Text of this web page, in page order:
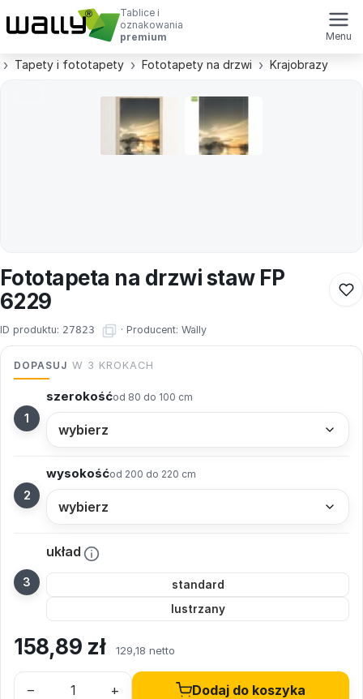
Tablice i
oznakowania
premium
Menu
Tapety i fototapety Fototapety na drzwi Krajobrazy
Fototapeta na drzwi staw FP
6229
ID produktu: 27823 · Producent: Wally
DOPASUJ W 3 KROKACH
szerokośćod 80 do 100 cm
wysokośćod 200 do 220 cm
układ
standard
lustrzany
158,89 zł 129,18 netto
– + Dodaj do koszyka